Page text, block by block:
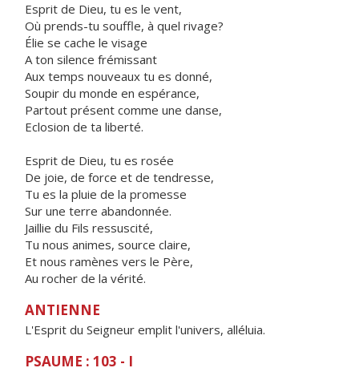
Esprit de Dieu, tu es le vent,
Où prends-tu souffle, à quel rivage?
Élie se cache le visage
A ton silence frémissant
Aux temps nouveaux tu es donné,
Soupir du monde en espérance,
Partout présent comme une danse,
Eclosion de ta liberté.
Esprit de Dieu, tu es rosée
De joie, de force et de tendresse,
Tu es la pluie de la promesse
Sur une terre abandonnée.
Jaillie du Fils ressuscité,
Tu nous animes, source claire,
Et nous ramènes vers le Père,
Au rocher de la vérité.
ANTIENNE
L'Esprit du Seigneur emplit l'univers, alléluia.
PSAUME : 103 - I